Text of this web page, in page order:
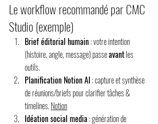
Le workflow recommandé par CMC
Studio (exemple)
Brief éditorial humain : votre intention
(histoire, angle, message) passe avant les
outils.
Planification Notion AI : capture et synthèse
de réunions/briefs pour clarifier tâches &
timelines. Notion
Idéation social media : génération de